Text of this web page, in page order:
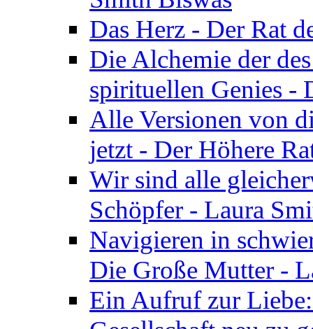
Das Herz - Der Rat
Die Alchemie der
spirituellen Genies -
Alle Versionen von
jetzt - Der Höhere
Wir sind alle
Schöpfer - Laura
Navigieren in
Die Große Mutter -
Ein Aufruf zur